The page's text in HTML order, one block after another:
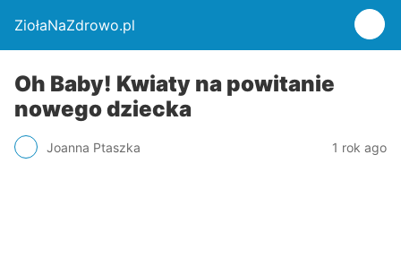
ZiołaNaZdrowo.pl
Oh Baby! Kwiaty na powitanie
nowego dziecka
Joanna Ptaszka 1 rok ago